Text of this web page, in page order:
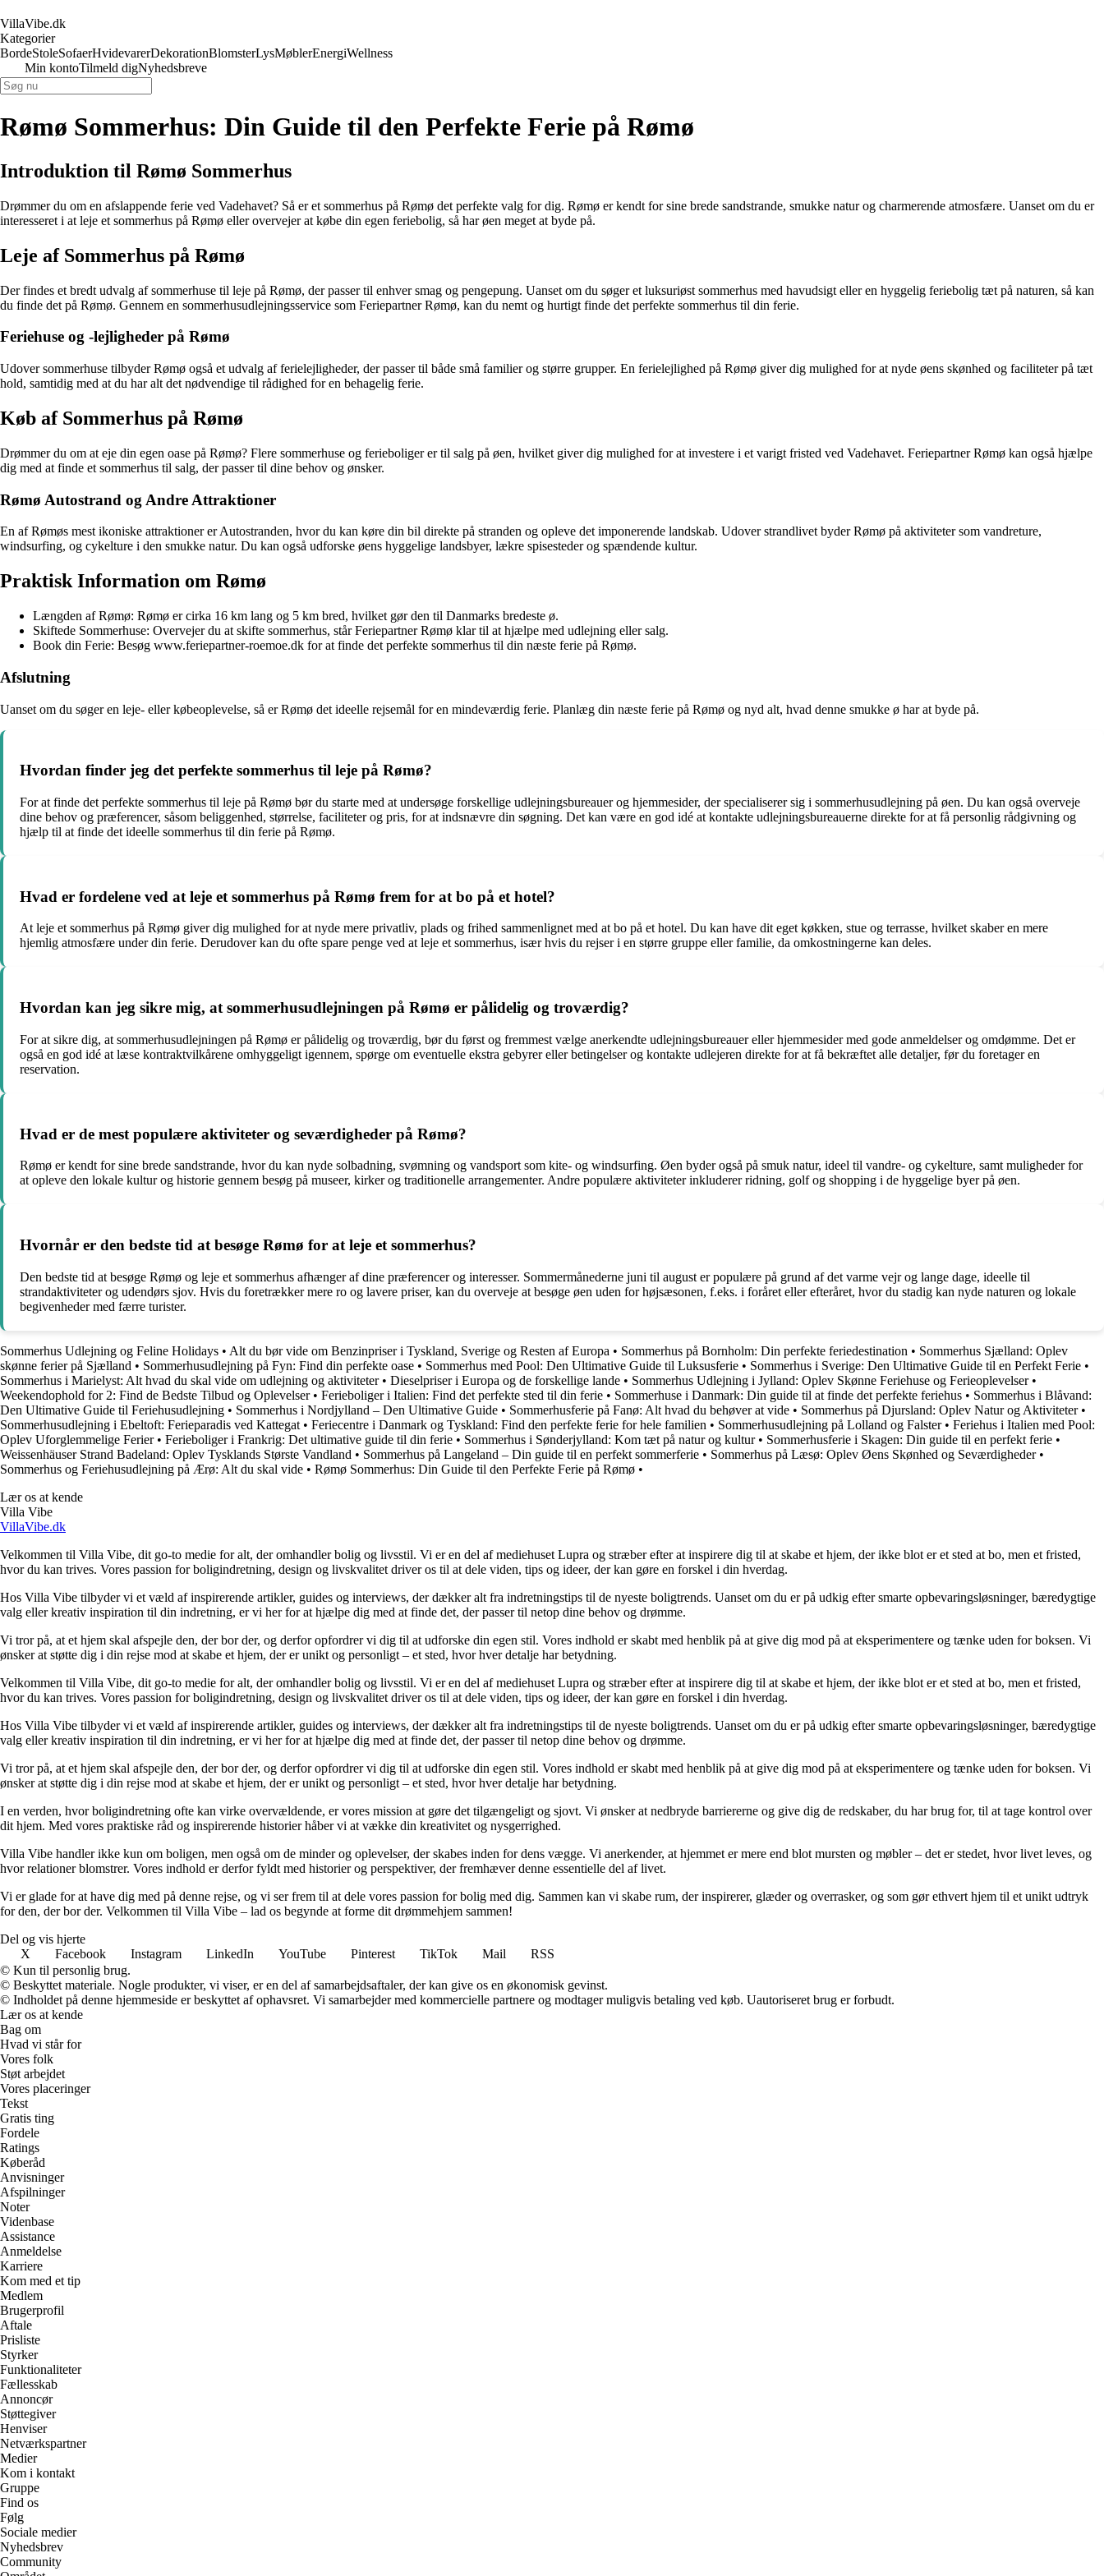
VillaVibe.dk
Kategorier
BordeStoleSofaerHvidevarerDekorationBlomsterLysMøblerEnergiWellness
Min kontoTilmeld digNyhedsbreve
Rømø Sommerhus: Din Guide til den Perfekte Ferie på Rømø
Introduktion til Rømø Sommerhus
Drømmer du om en afslappende ferie ved Vadehavet? Så er et sommerhus på Rømø det perfekte valg for dig. Rømø er kendt for sine brede sandstrande, smukke natur og charmerende atmosfære. Uanset om du er
interesseret i at leje et sommerhus på Rømø eller overvejer at købe din egen feriebolig, så har øen meget at byde på.
Leje af Sommerhus på Rømø
Der findes et bredt udvalg af sommerhuse til leje på Rømø, der passer til enhver smag og pengepung. Uanset om du søger et luksuriøst sommerhus med havudsigt eller en hyggelig feriebolig tæt på naturen, så kan
du finde det på Rømø. Gennem en sommerhusudlejningsservice som Feriepartner Rømø, kan du nemt og hurtigt finde det perfekte sommerhus til din ferie.
Feriehuse og -lejligheder på Rømø
Udover sommerhuse tilbyder Rømø også et udvalg af ferielejligheder, der passer til både små familier og større grupper. En ferielejlighed på Rømø giver dig mulighed for at nyde øens skønhed og faciliteter på tæt
hold, samtidig med at du har alt det nødvendige til rådighed for en behagelig ferie.
Køb af Sommerhus på Rømø
Drømmer du om at eje din egen oase på Rømø? Flere sommerhuse og ferieboliger er til salg på øen, hvilket giver dig mulighed for at investere i et varigt fristed ved Vadehavet. Feriepartner Rømø kan også hjælpe
dig med at finde et sommerhus til salg, der passer til dine behov og ønsker.
Rømø Autostrand og Andre Attraktioner
En af Rømøs mest ikoniske attraktioner er Autostranden, hvor du kan køre din bil direkte på stranden og opleve det imponerende landskab. Udover strandlivet byder Rømø på aktiviteter som vandreture,
windsurfing, og cykelture i den smukke natur. Du kan også udforske øens hyggelige landsbyer, lækre spisesteder og spændende kultur.
Praktisk Information om Rømø
Længden af Rømø: Rømø er cirka 16 km lang og 5 km bred, hvilket gør den til Danmarks bredeste ø.
Skiftede Sommerhuse: Overvejer du at skifte sommerhus, står Feriepartner Rømø klar til at hjælpe med udlejning eller salg.
Book din Ferie: Besøg www.feriepartner-roemoe.dk for at finde det perfekte sommerhus til din næste ferie på Rømø.
Afslutning
Uanset om du søger en leje- eller købeoplevelse, så er Rømø det ideelle rejsemål for en mindeværdig ferie. Planlæg din næste ferie på Rømø og nyd alt, hvad denne smukke ø har at byde på.
Hvordan finder jeg det perfekte sommerhus til leje på Rømø?
For at finde det perfekte sommerhus til leje på Rømø bør du starte med at undersøge forskellige udlejningsbureauer og hjemmesider, der specialiserer sig i sommerhusudlejning på øen. Du kan også overveje
dine behov og præferencer, såsom beliggenhed, størrelse, faciliteter og pris, for at indsnævre din søgning. Det kan være en god idé at kontakte udlejningsbureauerne direkte for at få personlig rådgivning og
hjælp til at finde det ideelle sommerhus til din ferie på Rømø.
Hvad er fordelene ved at leje et sommerhus på Rømø frem for at bo på et hotel?
At leje et sommerhus på Rømø giver dig mulighed for at nyde mere privatliv, plads og frihed sammenlignet med at bo på et hotel. Du kan have dit eget køkken, stue og terrasse, hvilket skaber en mere
hjemlig atmosfære under din ferie. Derudover kan du ofte spare penge ved at leje et sommerhus, især hvis du rejser i en større gruppe eller familie, da omkostningerne kan deles.
Hvordan kan jeg sikre mig, at sommerhusudlejningen på Rømø er pålidelig og troværdig?
For at sikre dig, at sommerhusudlejningen på Rømø er pålidelig og troværdig, bør du først og fremmest vælge anerkendte udlejningsbureauer eller hjemmesider med gode anmeldelser og omdømme. Det er
også en god idé at læse kontraktvilkårene omhyggeligt igennem, spørge om eventuelle ekstra gebyrer eller betingelser og kontakte udlejeren direkte for at få bekræftet alle detaljer, før du foretager en
reservation.
Hvad er de mest populære aktiviteter og seværdigheder på Rømø?
Rømø er kendt for sine brede sandstrande, hvor du kan nyde solbadning, svømning og vandsport som kite- og windsurfing. Øen byder også på smuk natur, ideel til vandre- og cykelture, samt muligheder for
at opleve den lokale kultur og historie gennem besøg på museer, kirker og traditionelle arrangementer. Andre populære aktiviteter inkluderer ridning, golf og shopping i de hyggelige byer på øen.
Hvornår er den bedste tid at besøge Rømø for at leje et sommerhus?
Den bedste tid at besøge Rømø og leje et sommerhus afhænger af dine præferencer og interesser. Sommermånederne juni til august er populære på grund af det varme vejr og lange dage, ideelle til
strandaktiviteter og udendørs sjov. Hvis du foretrækker mere ro og lavere priser, kan du overveje at besøge øen uden for højsæsonen, f.eks. i foråret eller efteråret, hvor du stadig kan nyde naturen og lokale
begivenheder med færre turister.
Sommerhus Udlejning og Feline Holidays • Alt du bør vide om Benzinpriser i Tyskland, Sverige og Resten af Europa • Sommerhus på Bornholm: Din perfekte feriedestination • Sommerhus Sjælland: Oplev
skønne ferier på Sjælland • Sommerhusudlejning på Fyn: Find din perfekte oase • Sommerhus med Pool: Den Ultimative Guide til Luksusferie • Sommerhus i Sverige: Den Ultimative Guide til en Perfekt Ferie •
Sommerhus i Marielyst: Alt hvad du skal vide om udlejning og aktiviteter• Dieselpriser i Europa og de forskellige lande • Sommerhus Udlejning i Jylland: Oplev Skønne Feriehuse og Ferieoplevelser•
Weekendophold for 2: Find de Bedste Tilbud og Oplevelser• Ferieboliger i Italien: Find det perfekte sted til din ferie • Sommerhuse i Danmark: Din guide til at finde det perfekte feriehus • Sommerhus i Blåvand:
Den Ultimative Guide til Feriehusudlejning • Sommerhus i Nordjylland – Den Ultimative Guide • Sommerhusferie på Fanø: Alt hvad du behøver at vide • Sommerhus på Djursland: Oplev Natur og Aktiviteter•
Sommerhusudlejning i Ebeltoft: Ferieparadis ved Kattegat • Feriecentre i Danmark og Tyskland: Find den perfekte ferie for hele familien • Sommerhusudlejning på Lolland og Falster• Feriehus i Italien med Pool:
Oplev Uforglemmelige Ferier• Ferieboliger i Frankrig: Det ultimative guide til din ferie • Sommerhus i Sønderjylland: Kom tæt på natur og kultur• Sommerhusferie i Skagen: Din guide til en perfekt ferie •
Weissenhäuser Strand Badeland: Oplev Tysklands Største Vandland • Sommerhus på Langeland – Din guide til en perfekt sommerferie • Sommerhus på Læsø: Oplev Øens Skønhed og Seværdigheder•
Sommerhus og Feriehusudlejning på Ærø: Alt du skal vide • Rømø Sommerhus: Din Guide til den Perfekte Ferie på Rømø •
Lær os at kende
Villa Vibe
VillaVibe.dk
Velkommen til Villa Vibe, dit go-to medie for alt, der omhandler bolig og livsstil. Vi er en del af mediehuset Lupra og stræber efter at inspirere dig til at skabe et hjem, der ikke blot er et sted at bo, men et fristed,
hvor du kan trives. Vores passion for boligindretning, design og livskvalitet driver os til at dele viden, tips og ideer, der kan gøre en forskel i din hverdag.
Hos Villa Vibe tilbyder vi et væld af inspirerende artikler, guides og interviews, der dækker alt fra indretningstips til de nyeste boligtrends. Uanset om du er på udkig efter smarte opbevaringsløsninger, bæredygtige
valg eller kreativ inspiration til din indretning, er vi her for at hjælpe dig med at finde det, der passer til netop dine behov og drømme.
Vi tror på, at et hjem skal afspejle den, der bor der, og derfor opfordrer vi dig til at udforske din egen stil. Vores indhold er skabt med henblik på at give dig mod på at eksperimentere og tænke uden for boksen. Vi
ønsker at støtte dig i din rejse mod at skabe et hjem, der er unikt og personligt – et sted, hvor hver detalje har betydning.
Velkommen til Villa Vibe, dit go-to medie for alt, der omhandler bolig og livsstil. Vi er en del af mediehuset Lupra og stræber efter at inspirere dig til at skabe et hjem, der ikke blot er et sted at bo, men et fristed,
hvor du kan trives. Vores passion for boligindretning, design og livskvalitet driver os til at dele viden, tips og ideer, der kan gøre en forskel i din hverdag.
Hos Villa Vibe tilbyder vi et væld af inspirerende artikler, guides og interviews, der dækker alt fra indretningstips til de nyeste boligtrends. Uanset om du er på udkig efter smarte opbevaringsløsninger, bæredygtige
valg eller kreativ inspiration til din indretning, er vi her for at hjælpe dig med at finde det, der passer til netop dine behov og drømme.
Vi tror på, at et hjem skal afspejle den, der bor der, og derfor opfordrer vi dig til at udforske din egen stil. Vores indhold er skabt med henblik på at give dig mod på at eksperimentere og tænke uden for boksen. Vi
ønsker at støtte dig i din rejse mod at skabe et hjem, der er unikt og personligt – et sted, hvor hver detalje har betydning.
I en verden, hvor boligindretning ofte kan virke overvældende, er vores mission at gøre det tilgængeligt og sjovt. Vi ønsker at nedbryde barriererne og give dig de redskaber, du har brug for, til at tage kontrol over
dit hjem. Med vores praktiske råd og inspirerende historier håber vi at vække din kreativitet og nysgerrighed.
Villa Vibe handler ikke kun om boligen, men også om de minder og oplevelser, der skabes inden for dens vægge. Vi anerkender, at hjemmet er mere end blot mursten og møbler – det er stedet, hvor livet leves, og
hvor relationer blomstrer. Vores indhold er derfor fyldt med historier og perspektiver, der fremhæver denne essentielle del af livet.
Vi er glade for at have dig med på denne rejse, og vi ser frem til at dele vores passion for bolig med dig. Sammen kan vi skabe rum, der inspirerer, glæder og overrasker, og som gør ethvert hjem til et unikt udtryk
for den, der bor der. Velkommen til Villa Vibe – lad os begynde at forme dit drømmehjem sammen!
Del og vis hjerte
X
Facebook Instagram LinkedIn YouTube Pinterest TikTok Mail
RSS
© Kun til personlig brug.
© Beskyttet materiale. Nogle produkter, vi viser, er en del af samarbejdsaftaler, der kan give os en økonomisk gevinst.
© Indholdet på denne hjemmeside er beskyttet af ophavsret. Vi samarbejder med kommercielle partnere og modtager muligvis betaling ved køb. Uautoriseret brug er forbudt.
Lær os at kende
Bag om
Hvad vi står for
Vores folk
Støt arbejdet
Vores placeringer
Tekst
Gratis ting
Fordele
Ratings
Køberåd
Anvisninger
Afspilninger
Noter
Videnbase
Assistance
Anmeldelse
Karriere
Kom med et tip
Medlem
Brugerprofil
Aftale
Prisliste
Styrker
Funktionaliteter
Fællesskab
Annoncør
Støttegiver
Henviser
Netværkspartner
Medier
Kom i kontakt
Gruppe
Find os
Følg
Sociale medier
Nyhedsbrev
Community